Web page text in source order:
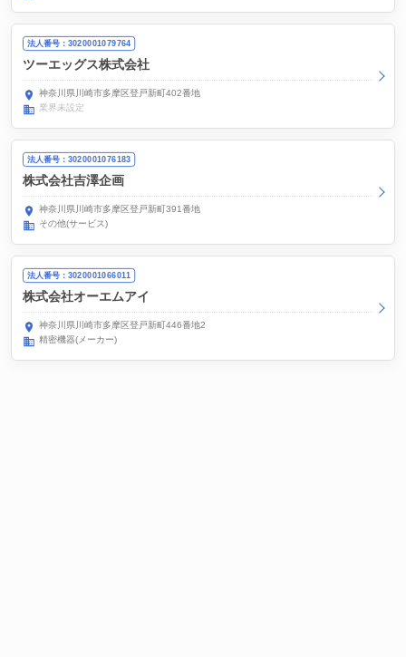
法人番号：3020001079764
ツーエッグス株式会社
神奈川県川崎市多摩区登戸新町402番地
業界未設定
法人番号：3020001076183
株式会社吉澤企画
神奈川県川崎市多摩区登戸新町391番地
その他(サービス)
法人番号：3020001066011
株式会社オーエムアイ
神奈川県川崎市多摩区登戸新町446番地2
精密機器(メーカー)